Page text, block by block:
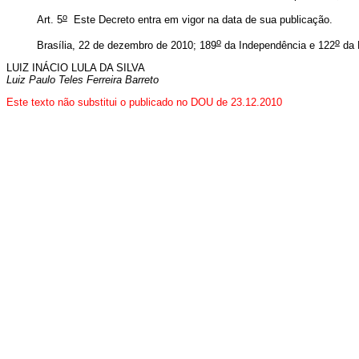
Art. 5oEste Decreto entra em vigor na data de sua publicação.
Brasília, 22 de dezembro de 2010; 189oda Independência e 122oda
LUIZ INÁCIO LULA DA SILVA
Luiz Paulo Teles Ferreira Barreto
Este texto não substitui o publicado no DOU de 23.12.2010